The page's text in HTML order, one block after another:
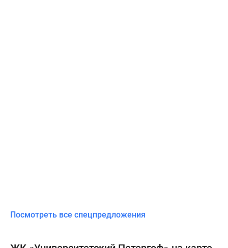
Посмотреть все спецпредложения